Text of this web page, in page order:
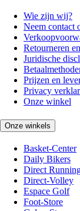
Wie zijn wij?
Neem contact
Retourneren
Juridische
Prijzen en
Privacy
Onze winkel
Onze winkels
Basket-Center
Daily Bikers
Direct
Direct-Volley
Espace Golf
Foot-Store